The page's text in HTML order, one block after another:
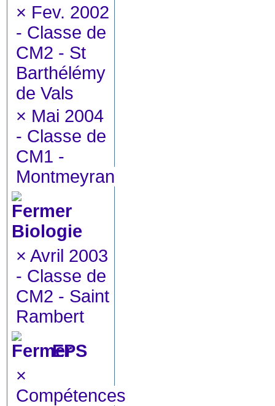
× Fev. 2002
- Classe de
CM2 - St
Barthélémy
de Vals
× Mai 2004
- Classe de
CM1 -
Montmeyran
Biologie
× Avril 2003
- Classe de
CM2 - Saint
Rambert
EPS
×
Compétences